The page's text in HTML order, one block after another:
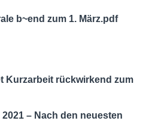
b~end zum 1. März.pdf
Kurzarbeit rückwirkend zum
– Nach den neuesten